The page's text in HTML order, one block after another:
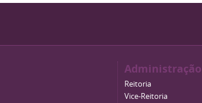
Administração
Reitoria
Vice-Reitoria